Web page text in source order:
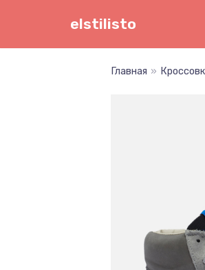
elstilisto
Главная »